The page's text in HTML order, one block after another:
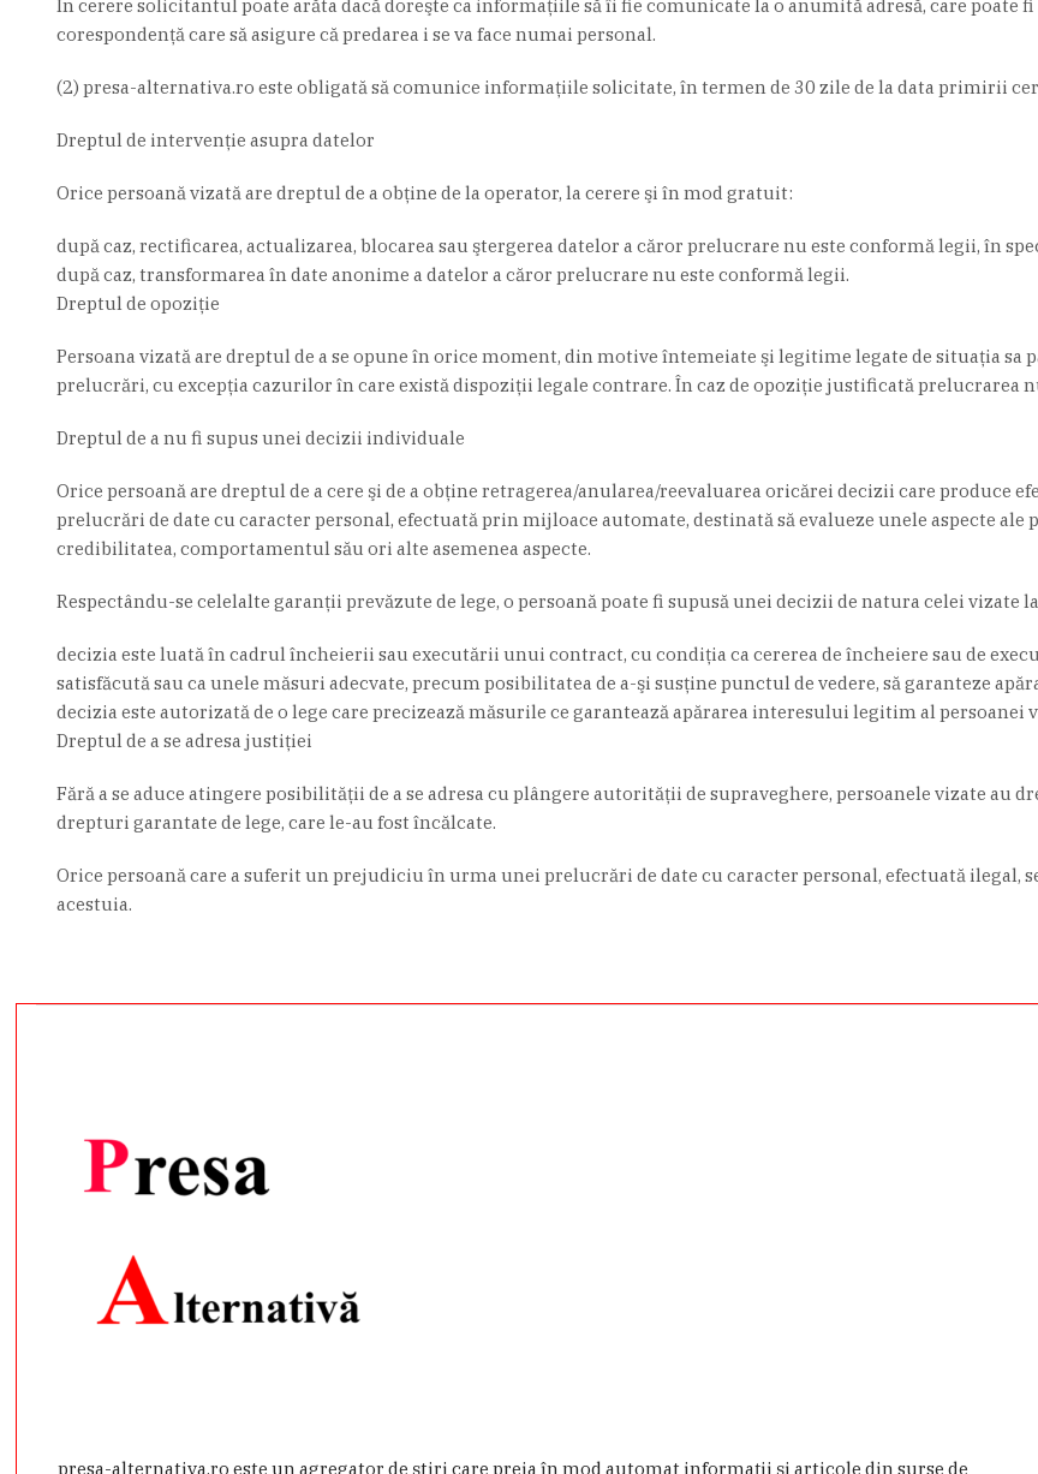
În cerere solicitantul poate arăta dacă doreşte ca informaţiile să îi fie comunicate la o anumită adresă, care poate
corespondenţă care să asigure că predarea i se va face numai personal.
(2) presa-alternativa.ro este obligată să comunice informaţiile solicitate, în termen de 30 zile de la data primirii
Dreptul de intervenție asupra datelor
Orice persoană vizată are dreptul de a obţine de la operator, la cerere şi în mod gratuit:
după caz, rectificarea, actualizarea, blocarea sau ştergerea datelor a căror prelucrare nu este conformă legii, în
după caz, transformarea în date anonime a datelor a căror prelucrare nu este conformă legii.
Dreptul de opoziție
Persoana vizată are dreptul de a se opune în orice moment, din motive întemeiate şi legitime legate de situaţia sa
prelucrări, cu excepţia cazurilor în care există dispoziţii legale contrare. În caz de opoziţie justificată prelucrarea
Dreptul de a nu fi supus unei decizii individuale
Orice persoană are dreptul de a cere şi de a obţine retragerea/anularea/reevaluarea oricărei decizii care produce
prelucrări de date cu caracter personal, efectuată prin mijloace automate, destinată să evalueze unele aspecte
credibilitatea, comportamentul său ori alte asemenea aspecte.
Respectându-se celelalte garanţii prevăzute de lege, o persoană poate fi supusă unei decizii de natura celei
decizia este luată în cadrul încheierii sau executării unui contract, cu condiţia ca cererea de încheiere sau de
satisfăcută sau ca unele măsuri adecvate, precum posibilitatea de a-şi susţine punctul de vedere, să garanteze
decizia este autorizată de o lege care precizează măsurile ce garantează apărarea interesului legitim al persoanei
Dreptul de a se adresa justiției
Fără a se aduce atingere posibilităţii de a se adresa cu plângere autorităţii de supraveghere, persoanele vizate au
drepturi garantate de lege, care le-au fost încălcate.
Orice persoană care a suferit un prejudiciu în urma unei prelucrări de date cu caracter personal, efectuată ilegal,
acestuia.
presa-alternativa.ro este un agregator de ştiri care preia în mod automat informaţii şi articole din surse de